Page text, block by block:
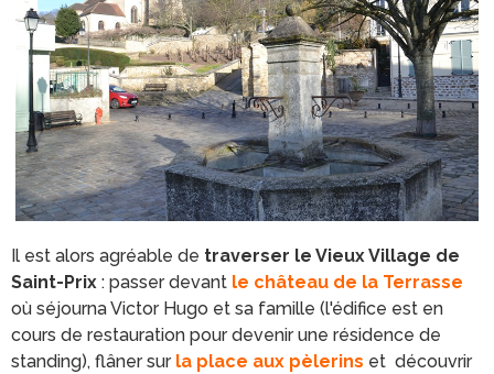
Il est alors agréable de traverser le Vieux Village de
Saint-Prix : passer devant le château de la Terrasse
où séjourna Victor Hugo et sa famille (l'édifice est en
cours de restauration pour devenir une résidence de
standing), flâner sur la place aux pèlerins et découvrir